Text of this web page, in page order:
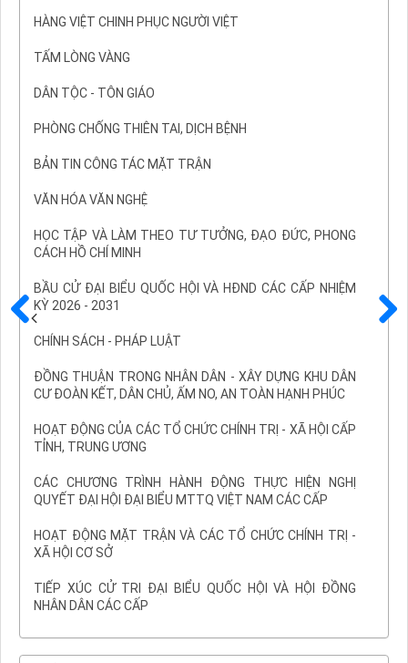
HÀNG VIỆT CHINH PHỤC NGƯỜI VIỆT
TẤM LÒNG VÀNG
DÂN TỘC - TÔN GIÁO
PHÒNG CHỐNG THIÊN TAI, DỊCH BỆNH
BẢN TIN CÔNG TÁC MẶT TRẬN
VĂN HÓA VĂN NGHỆ
HỌC TẬP VÀ LÀM THEO TƯ TƯỞNG, ĐẠO ĐỨC, PHONG
CÁCH HỒ CHÍ MINH
BẦU CỬ ĐẠI BIỂU QUỐC HỘI VÀ HĐND CÁC CẤP NHIỆM
KỲ 2026 - 2031
CHÍNH SÁCH - PHÁP LUẬT
ĐỒNG THUẬN TRONG NHÂN DÂN - XÂY DỰNG KHU DÂN
CƯ ĐOÀN KẾT, DÂN CHỦ, ẤM NO, AN TOÀN HẠNH PHÚC
HOẠT ĐỘNG CỦA CÁC TỔ CHỨC CHÍNH TRỊ - XÃ HỘI CẤP
TỈNH, TRUNG ƯƠNG
CÁC CHƯƠNG TRÌNH HÀNH ĐỘNG THỰC HIỆN NGHỊ
QUYẾT ĐẠI HỘI ĐẠI BIỂU MTTQ VIỆT NAM CÁC CẤP
HOẠT ĐỘNG MẶT TRẬN VÀ CÁC TỔ CHỨC CHÍNH TRỊ -
XÃ HỘI CƠ SỞ
TIẾP XÚC CỬ TRI ĐẠI BIỂU QUỐC HỘI VÀ HỘI ĐỒNG
NHÂN DÂN CÁC CẤP
Trước